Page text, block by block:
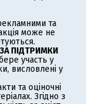
та
може не
ЗА ПІДТРИМКИ
участь у
висловлені у
та оціночні
Згідно з